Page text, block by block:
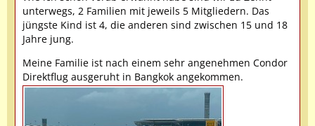
unterwegs, 2 Familien mit jeweils 5 Mitgliedern. Das
jüngste Kind ist 4, die anderen sind zwischen 15 und 18
Jahre jung.
Meine Familie ist nach einem sehr angenehmen Condor
Direktflug ausgeruht in Bangkok angekommen.